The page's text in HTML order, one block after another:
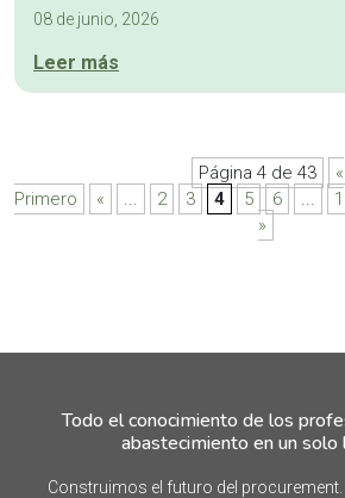
08 de junio, 2026
Leer más
Página 4 de 43
«
Primero
« 2 3 4 5 6
»
Todo el conocimiento de los
abastecimiento en un solo
Construimos el futuro del